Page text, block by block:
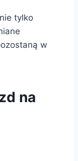
tylko
w
na